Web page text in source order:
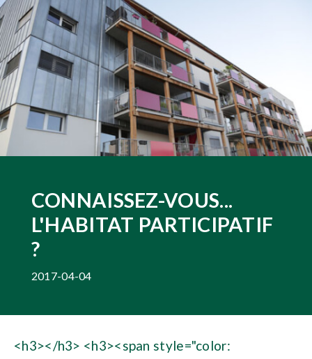
CONNAISSEZ-VOUS...
L'HABITAT PARTICIPATIF
?
2017-04-04
<h3></h3> <h3><span style="color: